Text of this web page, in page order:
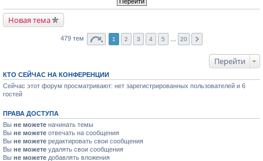
Новая тема
479 тем 1 2 3 4 5 20
Перейти
КТО СЕЙЧАС НА КОНФЕРЕНЦИИ
Сейчас этот форум просматривают: нет зарегистрированных пользователей и 6
гостей
ПРАВА ДОСТУПА
Вы не можете начинать темы
Вы не можете отвечать на сообщения
Вы не можете редактировать свои сообщения
Вы не можете удалять свои сообщения
Вы не можете добавлять вложения